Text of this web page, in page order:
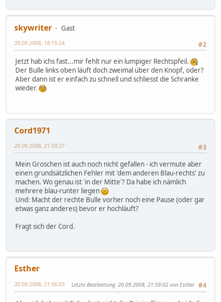
skywriter
Gast
#2
20.09.2008, 18:15:24
Jetzt hab ichs fast...mir fehlt nur ein lumpiger Rechtspfeil.
Der Bulle links oben läuft doch zweimal über den Knopf, oder?
Aber dann ist er einfach zu schnell und schliesst die Schranke
wieder.
Cord1971
#3
20.09.2008, 21:50:27
Mein Groschen ist auch noch nicht gefallen - ich vermute aber
einen grundsätzlichen Fehler mit 'dem anderen Blau-rechts' zu
machen. Wo genau ist 'in der Mitte'? Da habe ich nämlich
mehrere blau-runter liegen
Und: Macht der rechte Bulle vorher noch eine Pause (oder gar
etwas ganz anderes) bevor er hochläuft?
Fragt sich der Cord.
Esther
#4
20.09.2008, 21:56:03 Letzte Bearbeitung: 20.09.2008, 21:59:02 von Esther